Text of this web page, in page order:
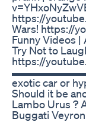
https://
Wars! https://
Funny Videos
Try Not to
https://
exotic car or
Should it be
Lambo Urus ?
Buggati